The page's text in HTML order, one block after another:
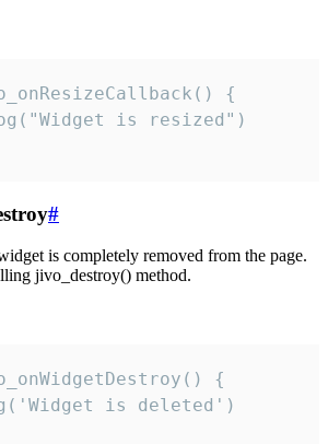
{
is resized")
#
is completely removed from the page.
jivo_destroy() method.
{
is deleted')